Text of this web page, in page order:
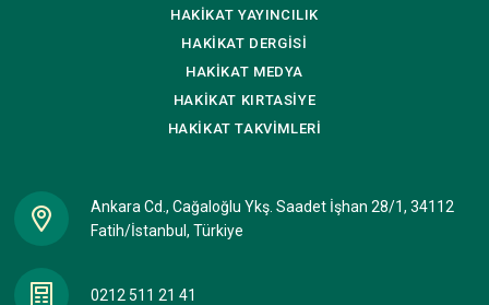
HAKİKAT YAYINCILIK
HAKİKAT DERGİSİ
HAKİKAT MEDYA
HAKİKAT KIRTASİYE
HAKİKATTAKVİMLERİ
Ankara Cd., Cağaloğlu Ykş. Saadet İşhan 28/1, 34112
Fatih/İstanbul, Türkiye
0212 511 21 41